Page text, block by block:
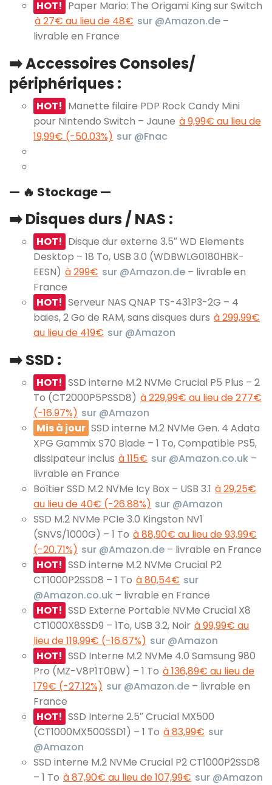
HOT! Paper Mario: The Origami King sur Switch
à 27€ au lieu de 48€ sur @Amazon.de –
livrable en France
➡️ Accessoires Consoles/
périphériques :
HOT! Manette filaire PDP Rock Candy Mini
pour Nintendo Switch – Jaune à 9,99€ au lieu de
19,99€ (-50.03%) sur @Fnac
— 🔥 Stockage —
➡️ Disques durs / NAS :
HOT! Disque dur externe 3.5″ WD Elements
Desktop – 18 To, USB 3.0 (WDBWLG0180HBK-
EESN) à 299€ sur @Amazon.de – livrable en
France
HOT! Serveur NAS QNAP TS-431P3-2G – 4
baies, 2 Go de RAM, sans disques durs à 299,99€
au lieu de 419€ sur @Amazon
➡️ SSD :
HOT! SSD interne M.2 NVMe Crucial P5 Plus – 2
To (CT2000P5PSSD8) à 229,99€ au lieu de 277€
(-16.97%) sur @Amazon
Mis à jour SSD interne M.2 NVMe Gen. 4 Adata
XPG Gammix S70 Blade – 1 To, Compatible PS5,
dissipateur inclus à 115€ sur @Amazon.co.uk –
livrable en France
Boîtier SSD M.2 NVMe Icy Box – USB 3.1 à 29,25€
au lieu de 40€ (-26.88%) sur @Amazon
SSD M.2 NVMe PCIe 3.0 Kingston NV1
(SNVS/1000G) – 1 To à 88,90€ au lieu de 93,99€
(-20.71%) sur @Amazon.de – livrable en France
HOT! SSD interne M.2 NVMe Crucial P2
CT1000P2SSD8 – 1 To à 80,54€ sur
@Amazon.co.uk – livrable en France
HOT! SSD Externe Portable NVMe Crucial X8
CT1000X8SSD9 – 1To, USB 3.2, Noir à 99,99€ au
lieu de 119,99€ (-16.67%) sur @Amazon
HOT! SSD Interne M.2 NVMe 4.0 Samsung 980
Pro (MZ-V8P1T0BW) – 1 To à 136,89€ au lieu de
179€ (-27.12%) sur @Amazon.de – livrable en
France
HOT! SSD Interne 2.5″ Crucial MX500
(CT1000MX500SSD1) – 1 To à 83,99€ sur
@Amazon
SSD interne M.2 NVMe Crucial P2 CT1000P2SSD8
– 1 To à 87,90€ au lieu de 107,99€ sur @Amazon